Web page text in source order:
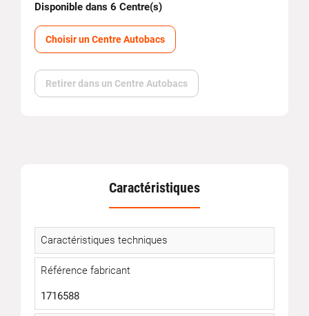
Disponible dans 6 Centre(s)
Choisir un Centre Autobacs
Retirer dans un Centre Autobacs
Caractéristiques
Caractéristiques techniques
Référence fabricant
1716588